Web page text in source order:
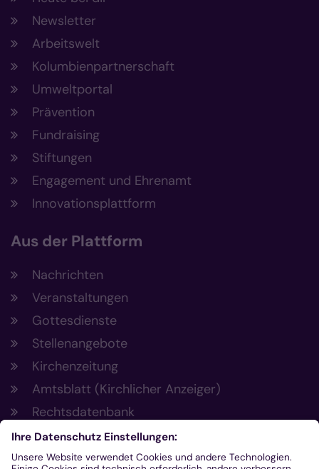
Newsletter
Arbeitswelt
Kolumbienpartnerschaft
Umweltportal
Prävention
Fundraising
Stiftungen
Engagement und Ehrenamt
Innovationsplattform
Aus der Plattform
Nachrichten
Veranstaltungen
Gottesdienste
Stellenangebote
Kirchenzeitung
Amtsblatt (Kirchlicher Anzeiger)
Rechtsdatenbank
Meldestelle gemäß Hinweisgeberschutzgesetz